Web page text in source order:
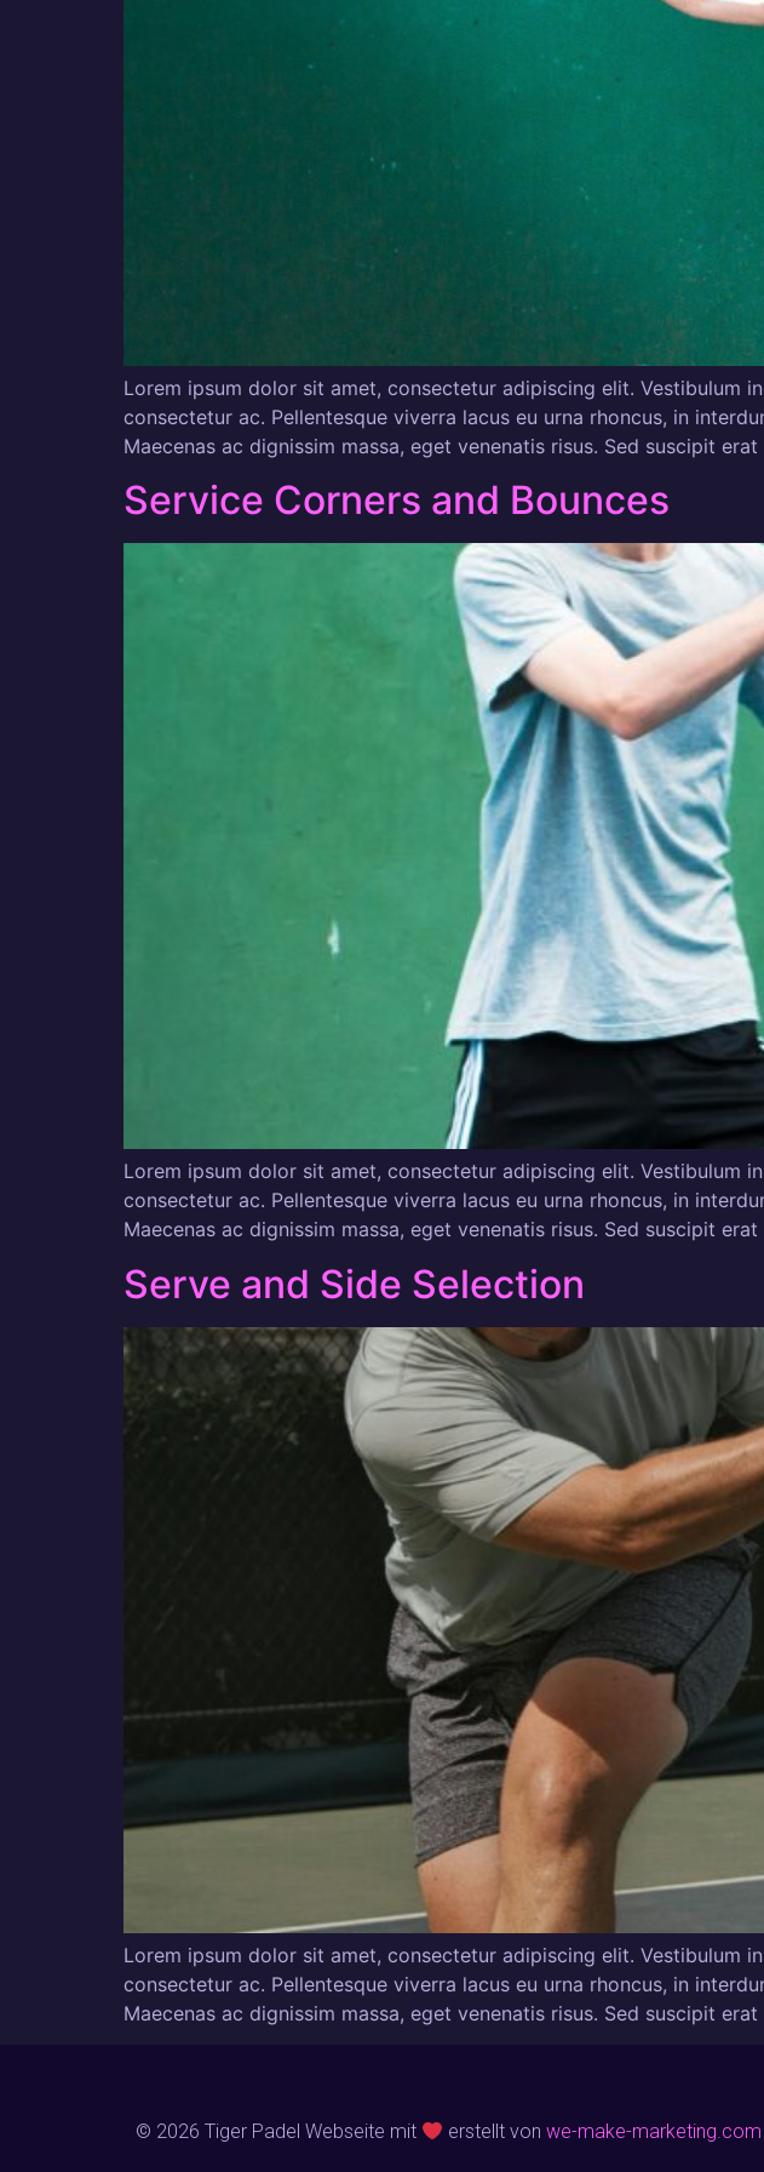
Lorem ipsum dolor sit amet, consectetur adipiscing elit. Vestibulum
consectetur ac. Pellentesque viverra lacus eu urna rhoncus, in
Maecenas ac dignissim massa, eget venenatis risus. Sed suscipit
Service Corners and Bounces
Lorem ipsum dolor sit amet, consectetur adipiscing elit. Vestibulum
consectetur ac. Pellentesque viverra lacus eu urna rhoncus, in
Maecenas ac dignissim massa, eget venenatis risus. Sed suscipit
Serve and Side Selection
Lorem ipsum dolor sit amet, consectetur adipiscing elit. Vestibulum
consectetur ac. Pellentesque viverra lacus eu urna rhoncus, in
Maecenas ac dignissim massa, eget venenatis risus. Sed suscipit
© 2026 Tiger Padel Webseite mit erstellt vonwe-make-marketing.com